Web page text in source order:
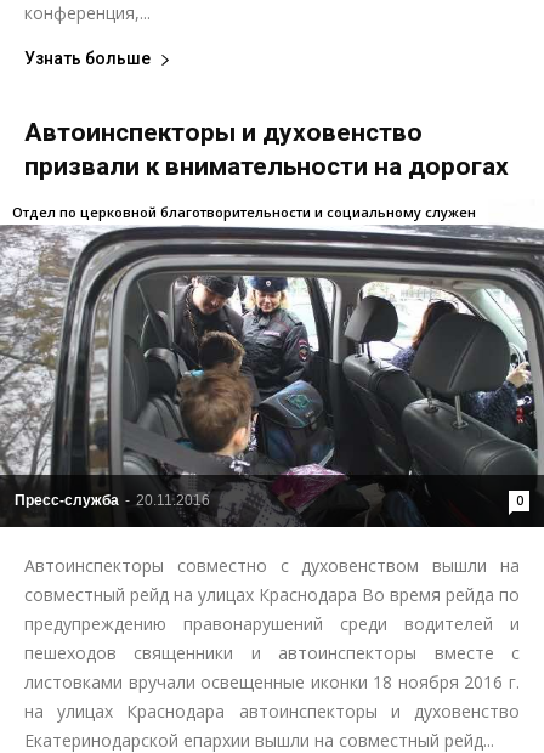
конференция,...
Узнать больше
Автоинспекторы и духовенство
призвали к внимательности на дорогах
Пресс-служба - 20.11.2016 0
Отдел по церковной благотворительности и социальному служен
Автоинспекторы совместно с духовенством вышли на
совместный рейд на улицах Краснодара Во время рейда по
предупреждению правонарушений среди водителей и
пешеходов священники и автоинспекторы вместе с
листовками вручали освещенные иконки 18 ноября 2016 г.
на улицах Краснодара автоинспекторы и духовенство
Екатеринодарской епархии вышли на совместный рейд...